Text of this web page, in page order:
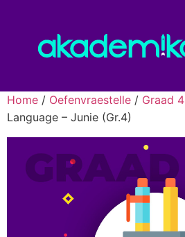
Home / Oefenvraestelle / Graad 4
Language – Junie (Gr.4)